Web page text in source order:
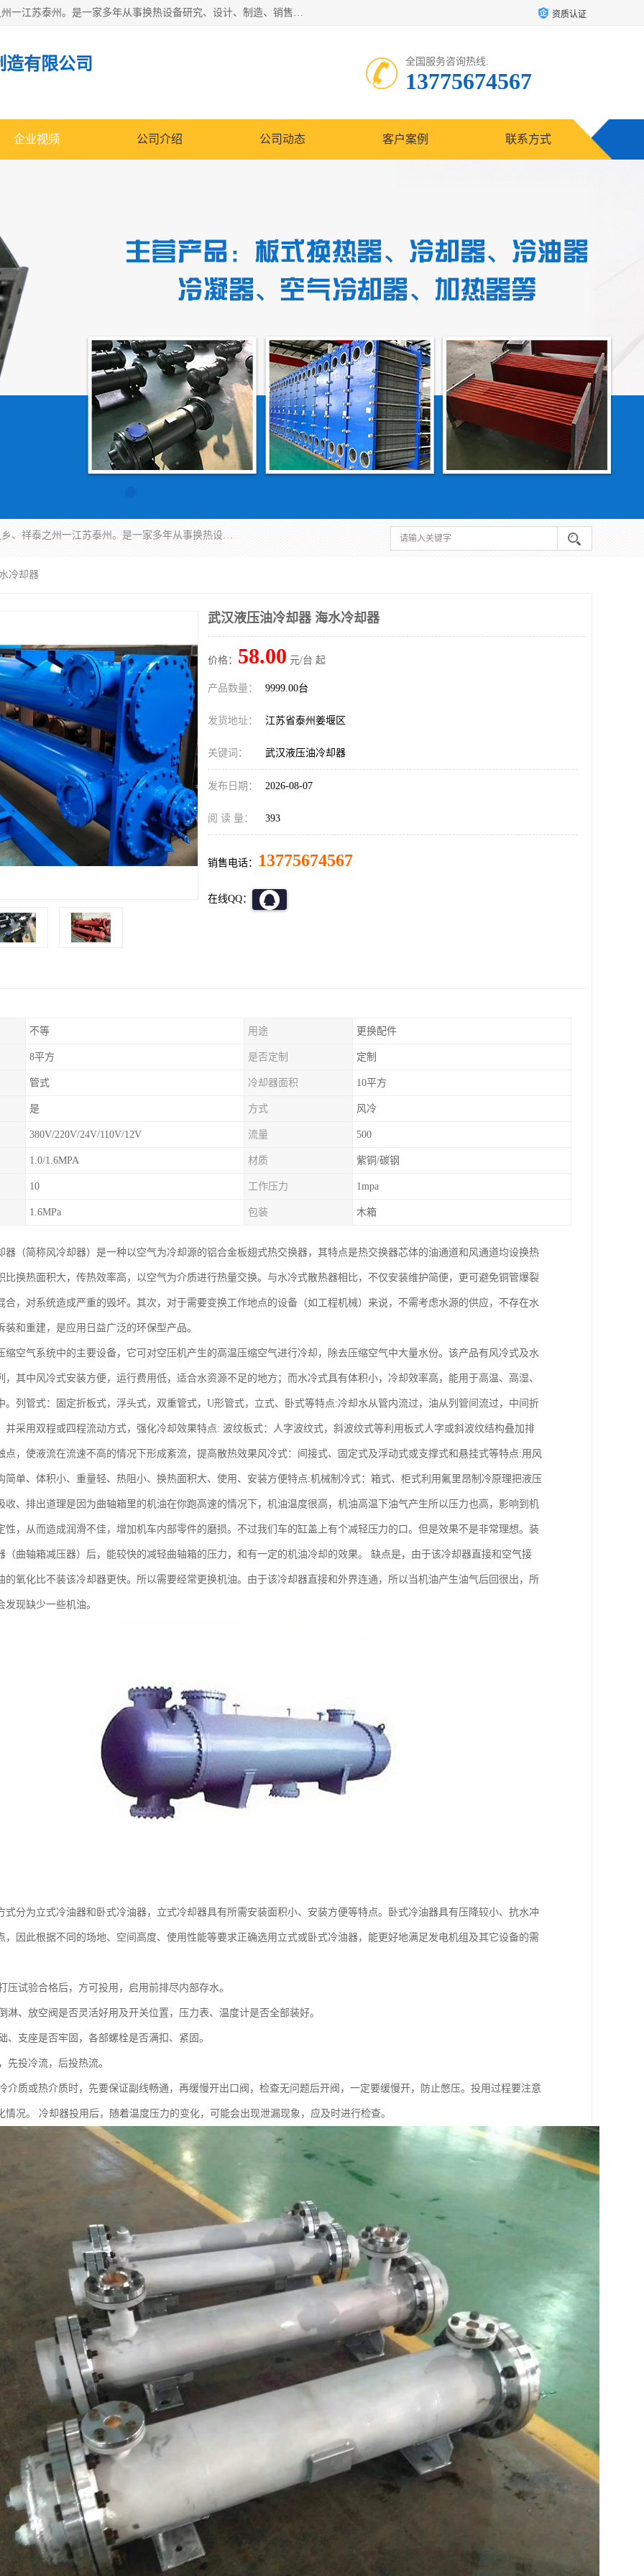
泰州市金锐达换热设备制造有限公司座落于鱼米之乡、祥泰之州一江苏泰州。是一家多年从事换热设备研究、设计、制造、销售、服务于一体的生产企业。 资质认证
有限公司 全国服务咨询热线:
13775674567
企业视频 公司介绍 公司动态 客户案例 联系方式
泰州市金锐达换热设备制造有限公司座落于鱼米之乡、祥泰之州一江苏泰州。是一家多年从事换热设备研究、设计、制造、销售、服务于一体的生产企业。
冷却器
武汉液压油冷却器 海水冷却器
价格： 58.00 元/台 起
产品数量： 9999.00台
发货地址： 江苏省泰州姜堰区
关键词： 武汉液压油冷却器
发布日期： 2026-08-07
阅 读 量： 393
销售电话： 13775674567
在线QQ：
不等 用途 更换配件
8平方 是否定制 定制
管式 冷却器面积 10平方
是 方式 风冷
380V/220V/24V/110V/12V 流量 500
1.0/1.6MPA 材质 紫铜/碳钢
10 工作压力 1mpa
1.6MPa 包装 木箱
器（简称风冷却器）是一种以空气为冷却源的铝合金板翅式热交换器，其特点是热交换器芯体的油通道和风通道均设换热
比换热面积大，传热效率高，以空气为介质进行热量交换。与水冷式散热器相比，不仅安装维护简便，更可避免铜管爆裂
合，对系统造成严重的毁坏。其次，对于需要变换工作地点的设备（如工程机械）来说，不需考虑水源的供应，不存在水
装和重建，是应用日益广泛的环保型产品。
缩空气系统中的主要设备，它可对空压机产生的高温压缩空气进行冷却，除去压缩空气中大量水份。该产品有风冷式及水
，其中风冷式安装方便，运行费用低，适合水资源不足的地方；而水冷式具有体积小，冷却效率高，能用于高温、高湿、
。列管式：固定折板式，浮头式，双重管式，U形管式，立式、卧式等特点:冷却水从管内流过，油从列管间流过，中间折
并采用双程或四程流动方式，强化冷却效果特点: 波纹板式：人字波纹式，斜波纹式等利用板式人字或斜波纹结构叠加排
点，使液流在流速不高的情况下形成紊流，提高散热效果风冷式：间接式、固定式及浮动式或支撑式和悬挂式等特点:用风
简单、体积小、重量轻、热阻小、换热面积大、使用、安装方便特点:机械制冷式：箱式、柜式利用氟里昂制冷原理把液压
收、排出道理是因为曲轴箱里的机油在你跑高速的情况下，机油温度很高，机油高温下油气产生所以压力也高，影响到机
性，从而造成润滑不佳，增加机车内部零件的磨损。不过我们车的缸盖上有个减轻压力的口。但是效果不是非常理想。装
（曲轴箱减压器）后，能较快的减轻曲轴箱的压力，和有一定的机油冷却的效果。 缺点是，由于该冷却器直接和空气接
的氧化比不装该冷却器更快。所以需要经常更换机油。由于该冷却器直接和外界连通，所以当机油产生油气后回很出，所
发现缺少一些机油。
式分为立式冷油器和卧式冷油器，立式冷却器具有所需安装面积小、安装方便等特点。卧式冷油器具有压降较小、抗水冲
，因此根据不同的场地、空间高度、使用性能等要求正确选用立式或卧式冷油器，能更好地满足发电机组及其它设备的需
压试验合格后，方可投用，启用前排尽内部存水。
淋、放空阀是否灵活好用及开关位置，压力表、温度计是否全部装好。
、支座是否牢固，各部螺栓是否满扣、紧固。
先投冷流，后投热流。
介质或热介质时，先要保证副线畅通，再缓慢开出口阀，检查无问题后开阀，一定要缓慢开，防止憋压。投用过程要注意
情况。 冷却器投用后，随着温度压力的变化，可能会出现泄漏现象，应及时进行检查。